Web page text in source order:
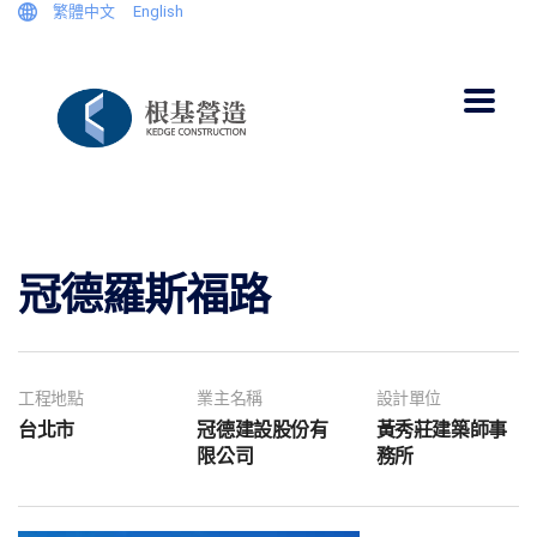
繁體中文 English
冠德羅斯福路
工程地點
台北市
業主名稱
冠德建設股份有
限公司
設計單位
黃秀莊建築師事
務所